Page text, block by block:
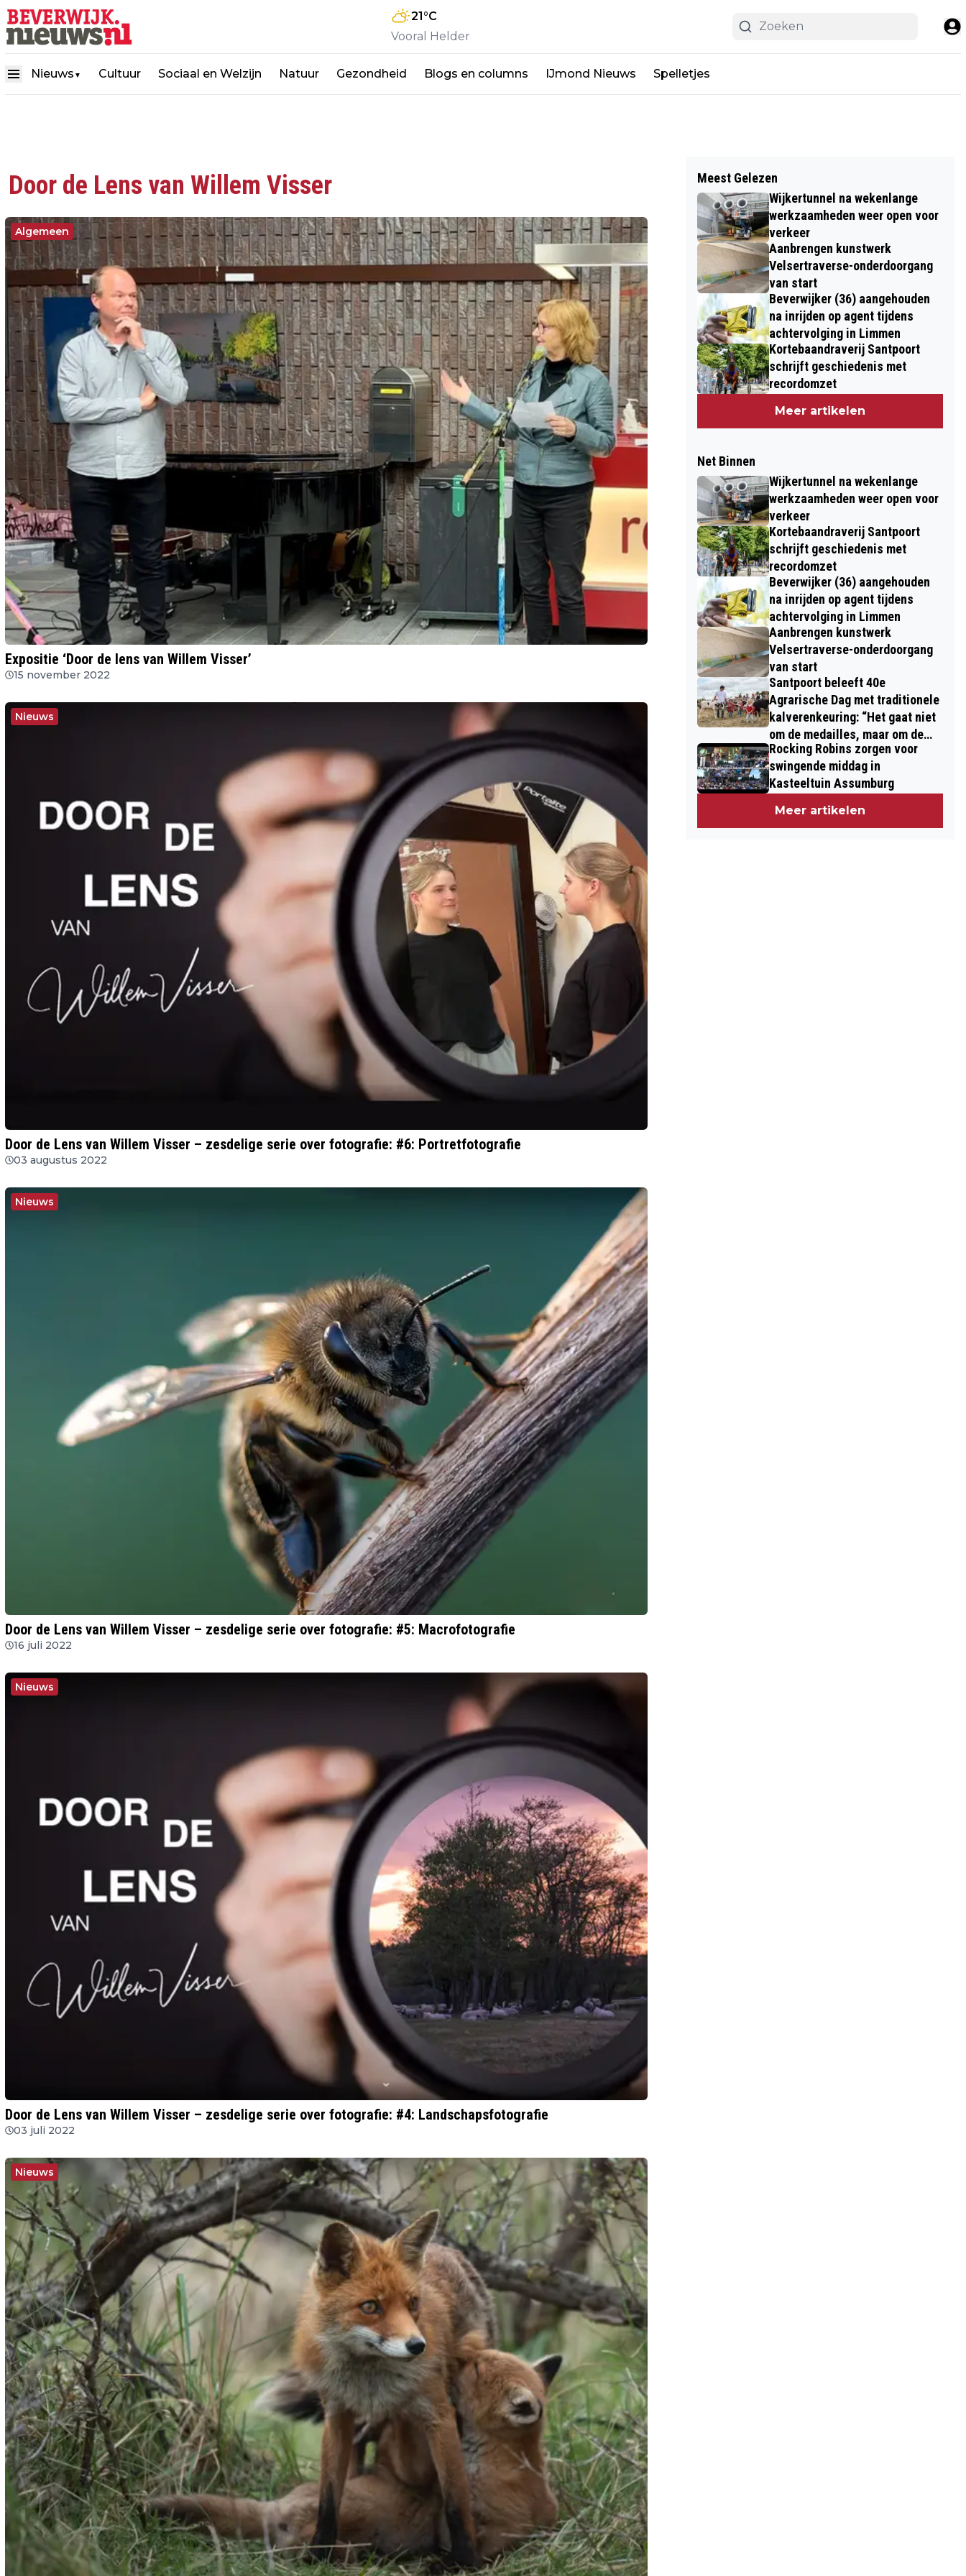
21°C
Vooral Helder
Nieuws ▼ Cultuur Sociaal en Welzijn Natuur Gezondheid Blogs en columns IJmond Nieuws Spelletjes
Door de Lens van Willem Visser
Algemeen
Expositie ‘Door de lens van Willem Visser’
15 november 2022
Nieuws
Door de Lens van Willem Visser – zesdelige serie over fotografie: #6: Portretfotografie
03 augustus 2022
Nieuws
Door de Lens van Willem Visser – zesdelige serie over fotografie: #5: Macrofotografie
16 juli 2022
Nieuws
Door de Lens van Willem Visser – zesdelige serie over fotografie: #4: Landschapsfotografie
03 juli 2022
Nieuws
Meest Gelezen
Wijkertunnel na wekenlange
werkzaamheden weer open voor
verkeer
Aanbrengen kunstwerk
Velsertraverse-onderdoorgang
van start
Beverwijker (36) aangehouden
na inrijden op agent tijdens
achtervolging in Limmen
Kortebaandraverij Santpoort
schrijft geschiedenis met
recordomzet
Meer artikelen
Net Binnen
Wijkertunnel na wekenlange
werkzaamheden weer open voor
verkeer
Kortebaandraverij Santpoort
schrijft geschiedenis met
recordomzet
Beverwijker (36) aangehouden
na inrijden op agent tijdens
achtervolging in Limmen
Aanbrengen kunstwerk
Velsertraverse-onderdoorgang
van start
Santpoort beleeft 40e
Agrarische Dag met traditionele
kalverenkeuring: “Het gaat niet
om de medailles, maar om de
kinderen”
Rocking Robins zorgen voor
swingende middag in
Kasteeltuin Assumburg
Meer artikelen